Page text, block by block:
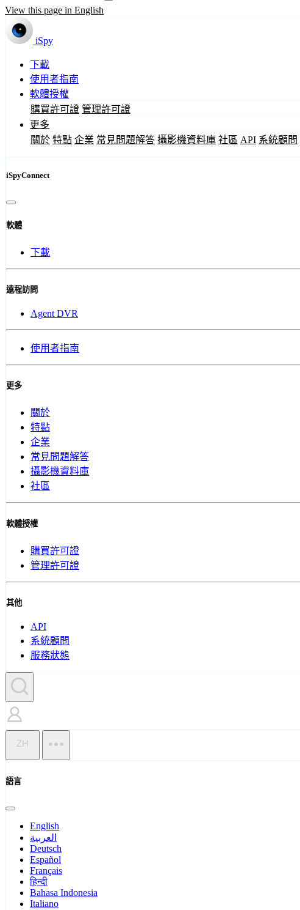
View this page in English
iSpy
下載
使用者指南
軟體授權
購買許可證 管理許可證
更多
關於 特點 企業 常見問題解答 攝影機資料庫 社區 API 系統顧問
iSpyConnect
軟體
下載
遠程訪問
Agent DVR
使用者指南
更多
關於
特點
企業
常見問題解答
攝影機資料庫
社區
軟體授權
購買許可證
管理許可證
其他
API
系統顧問
服務狀態
ZH
語言
English
العربية
Deutsch
Español
Français
हिन्दी
Bahasa Indonesia
Italiano